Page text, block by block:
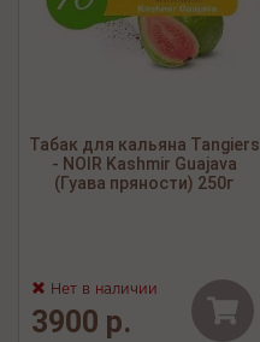
Табак для кальяна Tangiers
- NOIR Kashmir Guajava
(Гуава пряности) 250г
Нет в наличии
3900 р.